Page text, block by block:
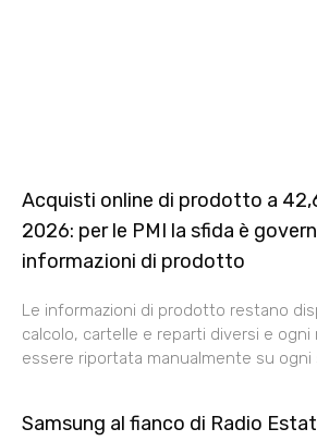
Acquisti online di prodotto a
2026: per le PMI la sfida è
informazioni di prodotto
Le informazioni di prodotto restano
calcolo, cartelle e reparti diversi e ogni
essere riportata manualmente su ogni
Samsung al fianco di Radio